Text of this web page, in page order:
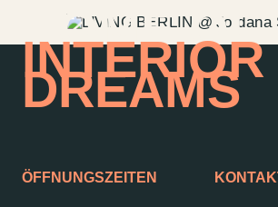
Wedding Planner
HOME OF
INTERIOR
DREAMS
ÖFFNUNGSZEITEN